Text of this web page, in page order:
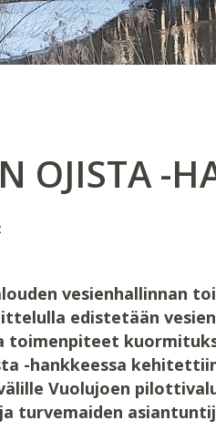
OJISTA -
vesienhallinnan
edistetään
toimenpiteet
-hankkeessa
Vuolujoen
turvemaiden